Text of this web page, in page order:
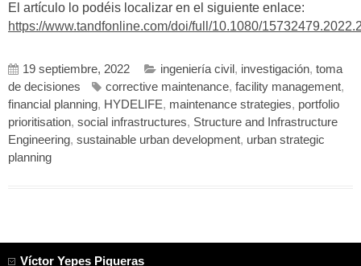
El artículo lo podéis localizar en el siguiente enlace:
https://www.tandfonline.com/doi/full/10.1080/
19 septiembre, 2022 ingeniería civil , investigación, toma
de decisiones
corrective maintenance, facility management,
financial planning, HYDELIFE, maintenance strategies, portfolio
prioritisation, social infrastructures, Structure and Infrastructure
Engineering, sustainable urban development, urban strategic
planning
Víctor Yepes Piqueras